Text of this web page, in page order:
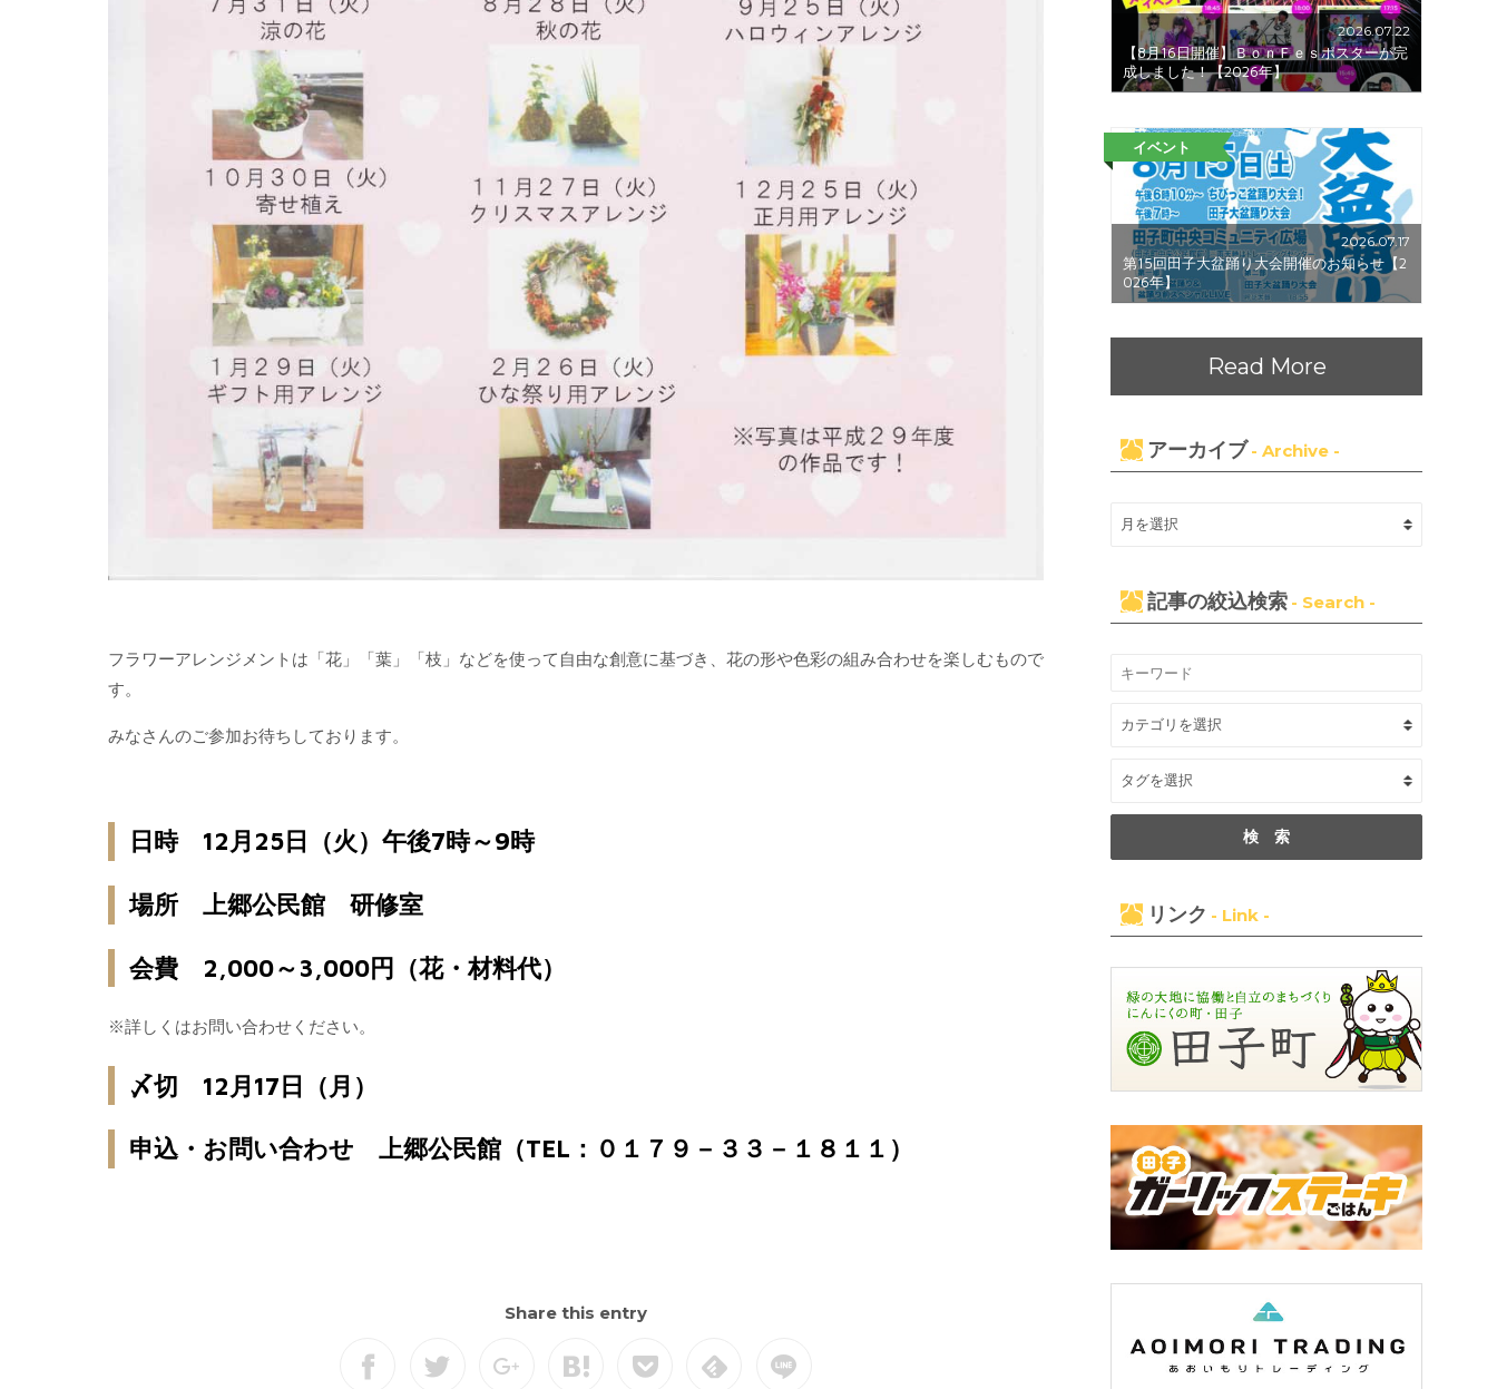
フラワーアレンジメントは「花」「葉」「枝」などを使って自由な創意に基づき、花の形や色彩の組み合わせを楽しむもので
す。
みなさんのご参加お待ちしております。
日時 12月25日（火）午後7時～9時
場所 上郷公民館 研修室
会費 2,000～3,000円（花・材料代）
※詳しくはお問い合わせください。
〆切 12月17日（月）
申込・お問い合わせ 上郷公民館（TEL：０１７９－３３－１８１１）
Share this entry
2026.07.22
【8月16日開催】ＢｏｎＦｅｓポスターが完
成しました！【2026年】
イベント
2026.07.17
第15回田子大盆踊り大会開催のお知らせ【2
026年】
Read More
アーカイブ - Archive -
記事の絞込検索 - Search -
リンク - Link -